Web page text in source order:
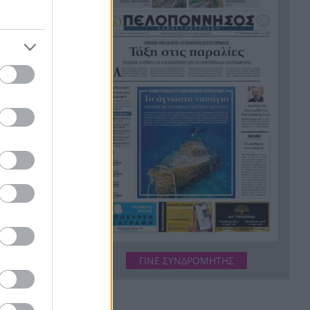
Marfin: Η 46χρονη αρνείται ότι
είναι η γυναίκα στα βίντεο –
Τι θα πει στην ανακρίτρια
Νέος τουριστικός χάρτης:
Φρένο σε ξενοδοχεία και
Airbnb στους κορεσμένους
προορισμούς – Τι αλλάζει στα
νησιά
Καιρός: Σαββατοκύριακο-
καμίνι με 40άρια και μελτέμια
έως 8 μποφόρ – Red Code για
φωτιές
και Ιταλία επαναφέρουν
ΓΙΝΕ ΣΥΝΔΡΟΜΗΤΗΣ